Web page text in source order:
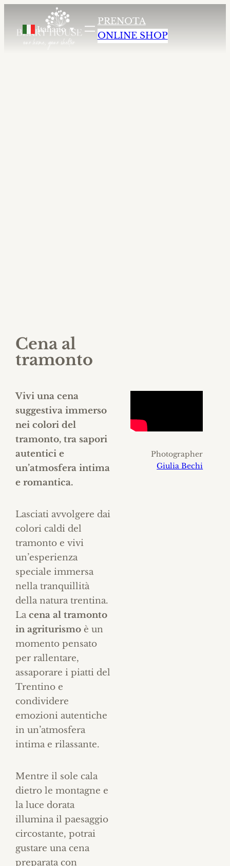
agriturismo altopiano della vigolana
PRENOTA
ONLINE SHOP
Cena al
tramonto
Vivi una cena
suggestiva immerso
nei colori del
tramonto, tra sapori
autentici e
un’atmosfera intima
e romantica.
Lasciati avvolgere dai
colori caldi del
tramonto e vivi
un’esperienza
speciale immersa
nella tranquillità
della natura trentina.
Lacena al tramonto
in agriturismo è un
momento pensato
per rallentare,
assaporare i piatti del
Trentino e
condividere
emozioni autentiche
in un’atmosfera
intima e rilassante.
Mentre il sole cala
dietro le montagne e
la luce dorata
illumina il paesaggio
circostante, potrai
gustare una cena
preparata con
Photographer
GiuliaBechi
Italiano ▼